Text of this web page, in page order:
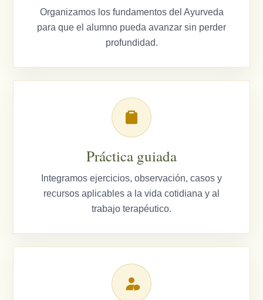
Organizamos los fundamentos del Ayurveda
para que el alumno pueda avanzar sin perder
profundidad.
Práctica guiada
Integramos ejercicios, observación, casos y
recursos aplicables a la vida cotidiana y al
trabajo terapéutico.